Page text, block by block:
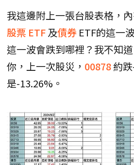
我這邊附上一張台股表格，
股票 ETF及債券 ETF的這一
這一波會跌到哪裡？我不知
你，上一次股災， 00878約
是-13.26%。